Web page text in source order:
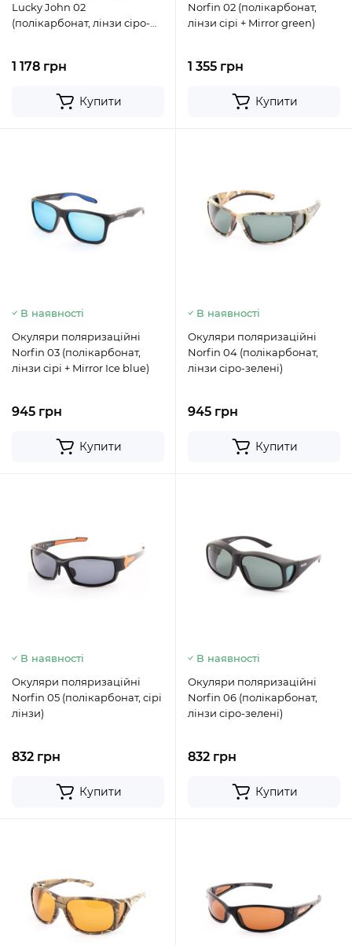
Lucky John 02
(полікарбонат, лінзи сіро-
1 178 грн
Купити
Norfin 02 (полікарбонат,
лінзи сірі + Mirror green)
1 355 грн
Купити
В наявності
Окуляри поляризаційні
Norfin 03 (полікарбонат,
лінзи сірі + Mirror Ice blue)
945 грн
Купити
В наявності
Окуляри поляризаційні
Norfin 04 (полікарбонат,
лінзи сіро-зелені)
945 грн
Купити
В наявності
Окуляри поляризаційні
Norfin 05 (полікарбонат, сірі
лінзи)
832 грн
Купити
В наявності
Окуляри поляризаційні
Norfin 06 (полікарбонат,
лінзи сіро-зелені)
832 грн
Купити